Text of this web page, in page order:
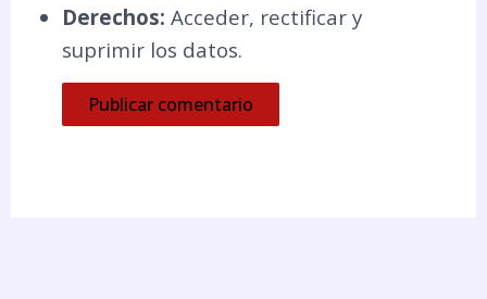
Derechos: Acceder, rectificar y
suprimir los datos.